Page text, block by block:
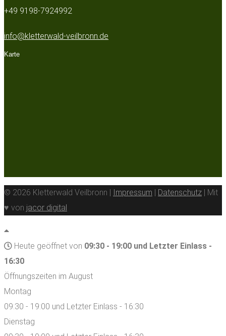
+49 9198-7924992
info@kletterwald-veilbronn.de
Karte
© 2026 Kletterwald Veilbronn | Impressum | Datenschutz | Mit
♥ von jacor digital
Heute geöffnet von 09:30 - 19:00 und Letzter Einlass -
16:30
Öffnungszeiten im August
Montag
09:30 - 19:00 und Letzter Einlass - 16:30
Dienstag